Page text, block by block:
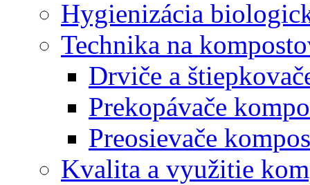
Hygienizácia
Technika na
Drviče a
Prekopávače
Preosievače
Kvalita a využitie